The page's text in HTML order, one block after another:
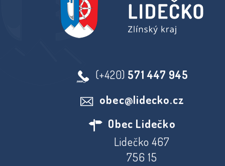
(+420) 571 447 945
obec@lidecko.cz
Obec Lidečko
Lidečko 467
756 15